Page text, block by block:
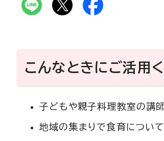
こんなときにご活用
子どもや親子料理教室の講
地域の集まりで食育につい